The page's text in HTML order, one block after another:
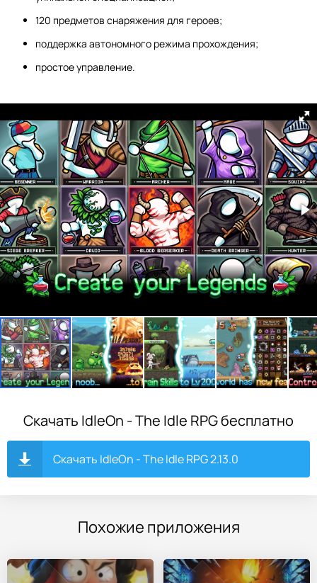
120 предметов снаряжения для героев;
поддержка автономного режима прохождения;
простое управление.
Скачать IdleOn - The Idle RPG бесплатно
Скачать IdleOn - The Idle RPG 2.13.0
Похожие приложения